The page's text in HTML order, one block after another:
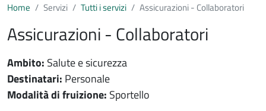
Home Servizi Tutti i servizi Assicurazioni - Collaboratori
Assicurazioni - Collaboratori
Ambito: Salute e sicurezza
Destinatari: Personale
Modalità di fruizione: Sportello